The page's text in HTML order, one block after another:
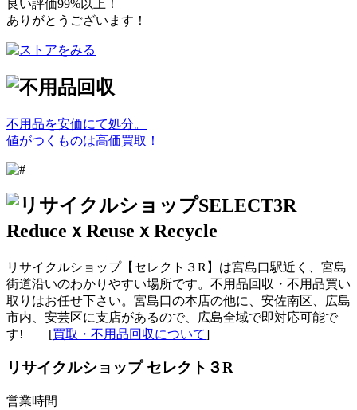
良い評価99%以上！
ありがとうございます！
不用品を安価にて処分。
値がつくものは高価買取！
リサイクルショップ【セレクト３R】は宮島口駅近く、宮島
街道沿いのわかりやすい場所です。不用品回収・不用品買い
取りはお任せ下さい。宮島口の本店の他に、安佐南区、広島
市内、安芸区に支店があるので、広島全域で即対応可能で
す! [買取・不用品回収について]
リサイクルショップ セレクト３R
営業時間